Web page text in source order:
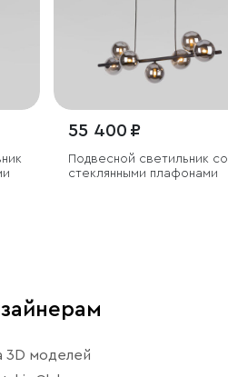
55 400 ₽
Подвесной светильник со
стеклянными плафонами
3D моделей